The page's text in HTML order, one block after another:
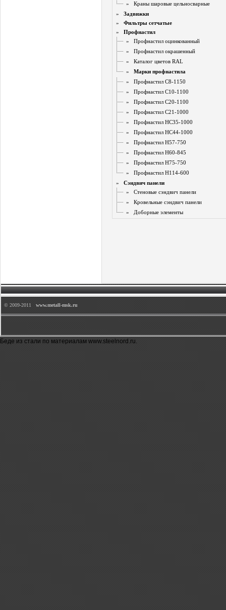
» Краны шаровые цельносварные
» Задвижки
» Фильтры сетчатые
» Профнастил
» Профнастил оцинкованный
» Профнастил окрашенный
» Каталог цветов RAL
» Марки профнастила
» Профнастил С8-1150
» Профнастил С10-1100
» Профнастил С20-1100
» Профнастил С21-1000
» Профнастил НС35-1000
» Профнастил НС44-1000
» Профнастил Н57-750
» Профнастил Н60-845
» Профнастил Н75-750
» Профнастил H114-600
» Сэндвич панели
» Стеновые сэндвич панели
» Кровельные сэндвич панели
» Доборные элементы
© 2009-2011 www.metall-msk.ru
Беде из стали по материалам www.steelnord.ru.